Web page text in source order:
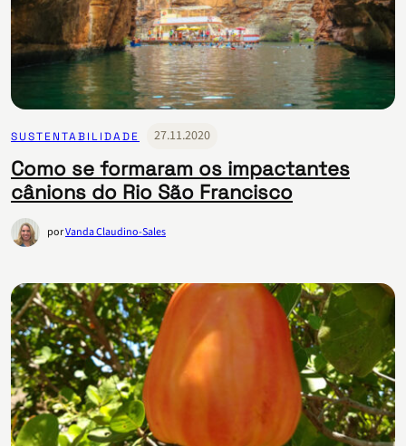
SUSTENTABILIDADE 27.11.2020
Como se formaram os impactantes
cânions do Rio São Francisco
porVanda Claudino-Sales